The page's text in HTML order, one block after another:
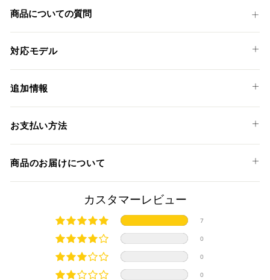
る
商品についての質問
対応モデル
BMW
R 1300 GS '23-26
追加情報
アドベンチャーRサイレンサーは、オンロードとオフロードの
最適なパフォーマンスを得るためにデザインされたエンドキ
ャップは、超軽量＆高強度のドライカーボンを惜しみなく採
耐衝撃性を向上させるデボス加工が施されたコンパクトなチ
タン製のサイレンサーシェルは、軽さだけでなくアグレッシ
溶接部分にはTIG溶接が施され、車体の軽量化にも大きく貢献
が施されております。
本製品にはあらかじめ消音バッフルが装着されております。
お支払い方法
クレジットカード
上記クレジットカードをご利用頂けます。
分割払い、リボ払い、3Dセキュア対応カードをご利用の
際は、『クレジットカード決済(3Dセキュア) - SBPS』を
ご選択ください。
商品のお届けについて
商品発送までの日数について
ご希望商品の在庫状況により異なります。 詳しくは該当商品
選択後に表示される納期をご確認ください。
国内在庫ありの場合
カスタマーレビュー
7
0
0
0